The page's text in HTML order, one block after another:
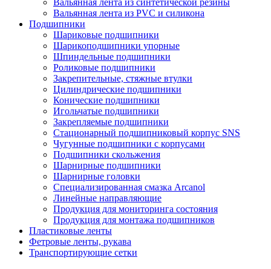
Вальянная лента из синтетической резины
Вальянная лента из PVC и силикона
Подшипники
Шариковые подшипники
Шарикоподшипники упорные
Шпиндельные подшипники
Роликовые подшипники
Закрепительные, стяжные втулки
Цилиндрические подшипники
Конические подшипники
Игольчатые подшипники
Закрепляемые подшипники
Стационарный подшипниковый корпус SNS
Чугунные подшипники с корпусами
Подшипники скольжения
Шарнирные подшипники
Шарнирные головки
Специализированная смазка Arcanol
Линейные направляющие
Продукция для мониторинга состояния
Продукция для монтажа подшипников
Пластиковые ленты
Фетровые ленты, рукава
Транспортирующие сетки